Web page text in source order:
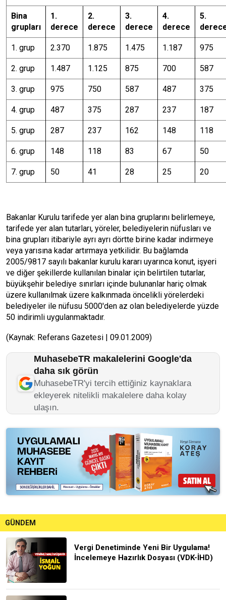
Bina
grupları
1.
derece
2.
derece
3.
derece
4.
derece
5.
1. grup 2.370 1.875 1.475 1.187 975
2. grup 1.487 1.125 875 700 587
3. grup 975 750 587 487 375
4. grup 487 375 287 237 187
5. grup 287 237 162 148 118
6. grup 148 118 83 67 50
7. grup 50 41 28 25 20
Bakanlar Kurulu tarifede yer alan bina gruplarını belirlemeye,
tarifede yer alan tutarları, yöreler, belediyelerin nüfusları ve
bina grupları itibariyle ayrı ayrı dörtte birine kadar indirmeye
veya yarısına kadar artırmaya yetkilidir. Bu bağlamda
2005/9817 sayılı bakanlar kurulu kararı uyarınca konut, işyeri
ve diğer şekillerde kullanılan binalar için belirtilen tutarlar,
büyükşehir belediye sınırları içinde bulunanlar hariç olmak
üzere kullanılmak üzere kalkınmada öncelikli yörelerdeki
belediyeler ile nüfusu 5000'den az olan belediyelerde yüzde
50 indirimli uygulanmaktadır.
(Kaynak: Referans Gazetesi | 09.01.2009)
MuhasebeTR makalelerini Google'da
daha sık görün
MuhasebeTR'yi tercih ettiğiniz kaynaklara
ekleyerek nitelikli makalelere daha kolay
ulaşın.
GÜNDEM
Vergi Denetiminde Yeni Bir Uygulama!
İncelemeye Hazırlık Dosyası (VDK-İHD)